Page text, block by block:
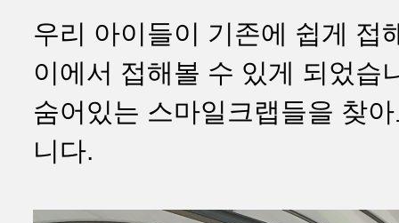
우리 아이들이 기존에 쉽게
이에서 접해볼 수 있게 되었습
숨어있는 스마일크랩들을 찾
니다.